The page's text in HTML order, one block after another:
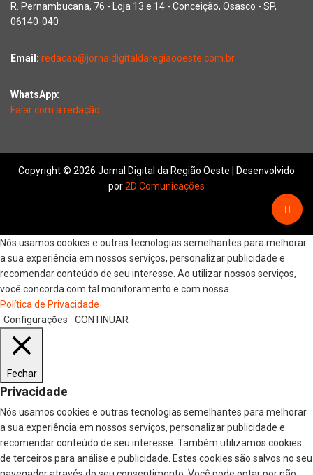
R. Pernambucana, 76 - Loja 13 e 14 - Conceição, Osasco - SP,
06140-040
Email: redacao@jornaldigitaldaregiaooeste.com.br
WhatsApp:
Falar com a redação
Copyright © 2026 Jornal Digital da Região Oeste | Desenvolvido
por2D Comunicações
Nós usamos cookies e outras tecnologias semelhantes para melhorar
a sua experiência em nossos serviços, personalizar publicidade e
recomendar conteúdo de seu interesse. Ao utilizar nossos serviços,
você concorda com tal monitoramento e com nossa
Política de Privacidade
Configurações
CONTINUAR
Fechar
Privacidade
Nós usamos cookies e outras tecnologias semelhantes para melhorar
a sua experiência em nossos serviços, personalizar publicidade e
recomendar conteúdo de seu interesse. Também utilizamos cookies
de terceiros para análise e publicidade. Estes cookies são salvos no seu